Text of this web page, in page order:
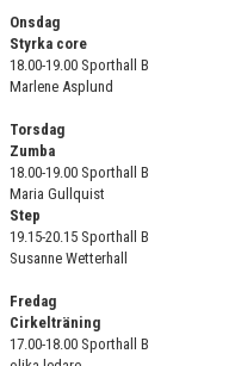
BILDGALLERI
DOKUMENT
KONTAKT
KALENDER
Onsdag
Styrka core
18.00-19.00 Sporthall B
Marlene Asplund
Torsdag
Zumba
18.00-19.00 Sporthall B
Maria Gullquist
Step
19.15-20.15 Sporthall B
Susanne Wetterhall
Fredag
Cirkelträning
17.00-18.00 Sporthall B